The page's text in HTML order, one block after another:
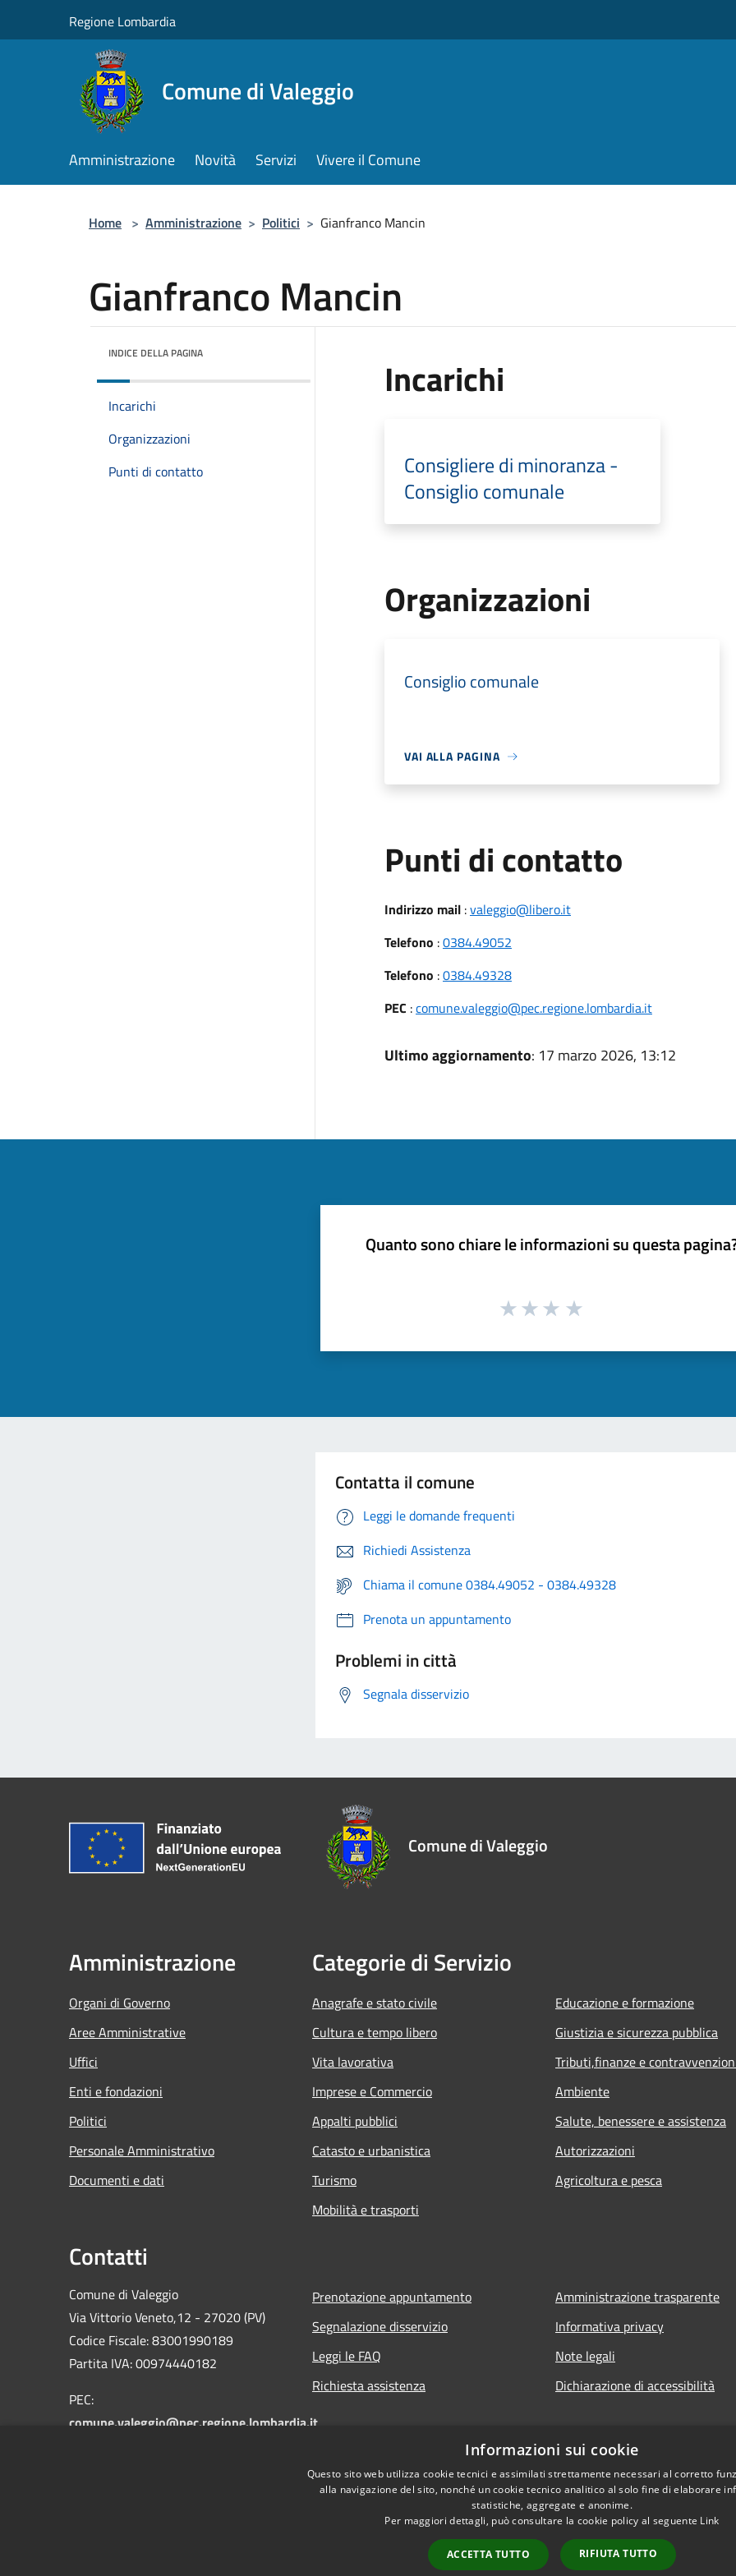
Regione Lombardia
Comune di Valeggio
Amministrazione Novità Servizi Vivere il Comune
Home > Amministrazione > Politici > Gianfranco Mancin
Gianfranco Mancin
INDICE DELLA PAGINA
Incarichi
Organizzazioni
Punti di contatto
Incarichi
Consigliere di minoranza -
Consiglio comunale
Organizzazioni
Consiglio comunale
VAI ALLA PAGINA
Punti di contatto
Indirizzo mail:valeggio@libero.it
Telefono :0384.49052
Telefono :0384.49328
PEC :comune.valeggio@pec.regione.lombardia.it
Ultimo aggiornamento: 17 marzo 2026, 13:12
Quanto sono chiare le informazioni su questa
Contatta il comune
Leggi le domande frequenti
Richiedi Assistenza
Chiama il comune 0384.49052 - 0384.49328
Prenota un appuntamento
Problemi in città
Segnala disservizio
Comune di Valeggio
Amministrazione
Organi di Governo
Aree Amministrative
Uffici
Enti e fondazioni
Politici
Personale Amministrativo
Documenti e dati
Categorie di Servizio
Anagrafe e stato civile
Cultura e tempo libero
Vita lavorativa
Imprese e Commercio
Appalti pubblici
Catasto e urbanistica
Turismo
Mobilità e trasporti
Educazione e formazione
Giustizia e sicurezza pubblica
Tributi,finanze e
Ambiente
Salute, benessere e assistenza
Autorizzazioni
Agricoltura e pesca
Contatti
Comune di Valeggio
Via Vittorio Veneto,12 - 27020 (PV)
Codice Fiscale: 83001990189
Partita IVA: 00974440182
PEC:
comune.valeggio@pec.regione.lombardia.it
Prenotazione appuntamento
Segnalazione disservizio
Leggi le FAQ
Richiesta assistenza
Amministrazione trasparente
Informativa privacy
Note legali
Dichiarazione di accessibilità
Informazioni sui cookie
Questo sito web utilizza cookie tecnici e assimilati strettamente necessari al corretto
alla navigazione del sito, nonché un cookie tecnico analitico al solo fine di elaborare
statistiche, aggregate e anonime.
Per maggiori dettagli, può consultare la cookie policy al seguente Link
ACCETTA TUTTO RIFIUTA TUTTO